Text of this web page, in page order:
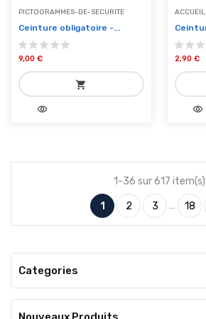
PICTOGRAMMES-DE-SECURITE
Ceinture obligatoire -...
9,00 €
shopping_cart
add_shopping_cartvisibility
ACCUEIL
2,90 €
add_shopping_cartvisibility
1-36 sur 617 item(s)
1 2 3 … 18
Categories